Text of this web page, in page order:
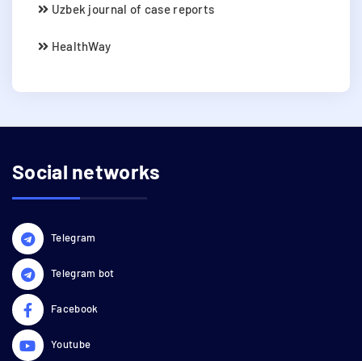
Uzbek journal of case reports
HealthWay
Social networks
Telegram
Telegram bot
Facebook
Youtube